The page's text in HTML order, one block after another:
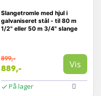
Slangetromle med hjul i
galvaniseret stål - til 80 m
1/2" eller 50 m 3/4" slange
899,-
889,- Vis
På lager